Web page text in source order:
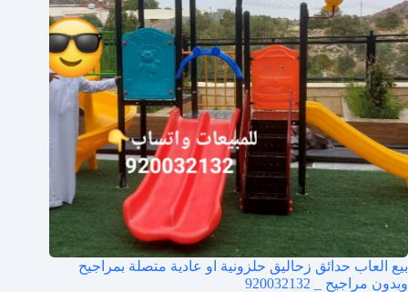
بيع العاب حدائق زحاليق حلزونية او عادية متصلة بمراجيح
وبدون مراجيح _ 920032132